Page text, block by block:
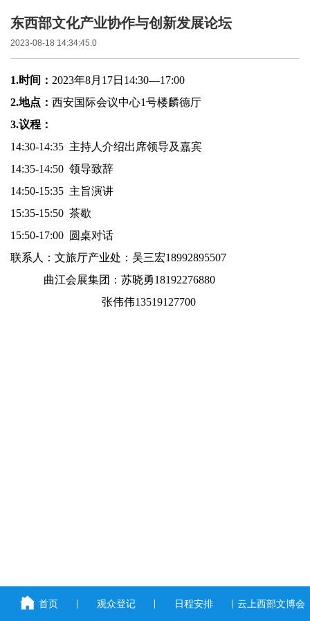
东西部文化产业协作与创新发展论坛
2023-08-18 14:34:45.0
1.时间： 2023年8月17日14:30—17:00
2.地点： 西安国际会议中心1号楼麟德厅
3.议程：
14:30-14:35 主持人介绍出席领导及嘉宾
14:35-14:50 领导致辞
14:50-15:35 主旨演讲
15:35-15:50 茶歇
15:50-17:00 圆桌对话
联系人：文旅厅产业处：吴三宏18992895507
曲江会展集团：苏晓勇18192276880
张伟伟13519127700
首页 观众登记 日程安排 云上西部文博会